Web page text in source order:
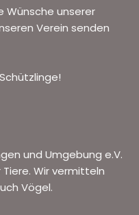
Wünsche unserer
Verein senden
und Umgebung e.V.
Wir vermitteln
Vögel.